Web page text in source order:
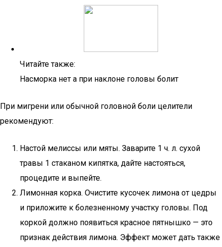
Читайте также:
Насморка нет а при наклоне головы болит
При мигрени или обычной головной боли целители
рекомендуют:
Настой мелиссы или мяты. Заварите 1 ч. л. сухой
травы 1 стаканом кипятка, дайте настояться,
процедите и выпейте.
Лимонная корка. Очистите кусочек лимона от цедры
и приложите к болезненному участку головы. Под
коркой должно появиться красное пятнышко — это
признак действия лимона. Эффект может дать также